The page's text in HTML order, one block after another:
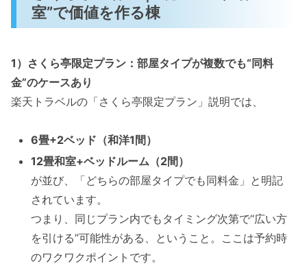
室”で価値を作る棟
1）さくら亭限定プラン：部屋タイプが複数でも“同料
金”のケースあり
楽天トラベルの「さくら亭限定プラン」説明では、
6畳+2ベッド（和洋1間）
12畳和室+ベッドルーム（2間）
が並び、「どちらの部屋タイプでも同料金」と明記
されています。
つまり、同じプラン内でもタイミング次第で“広い方
を引ける”可能性がある、ということ。ここは予約時
のワクワクポイントです。